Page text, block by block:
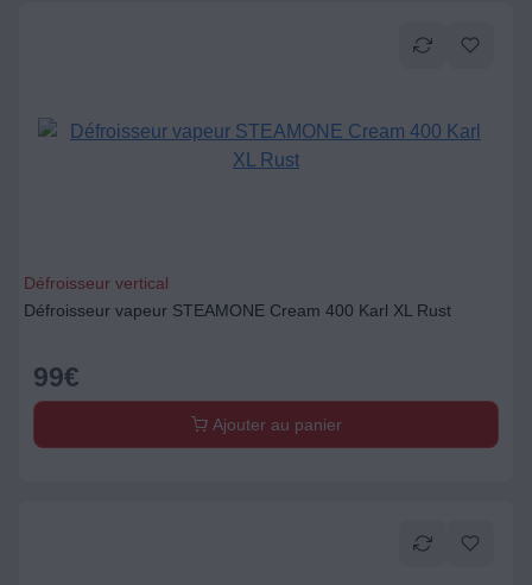
Défroisseur vertical
Défroisseur vapeur STEAMONE Cream 400 Karl XL Rust
99€
Ajouter au panier